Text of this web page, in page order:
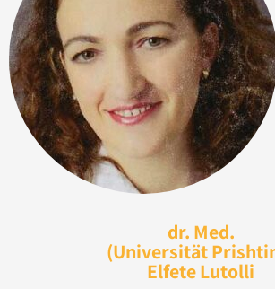
dr. Med.
(Universität
Elfete Lutolli